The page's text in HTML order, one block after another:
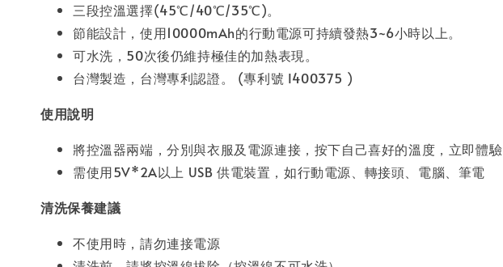
三段控溫選擇(45℃/40℃/35℃)。
節能設計，使用10000mAh的行動電源可持續發熱3~6小時以上。
可水洗，50次後仍維持極佳的加熱表現。
台灣製造，台灣專利認證。 (專利號 I400375 )
使用說明
將控溫器兩端，分別與衣服及電源連接，按下自己喜好的溫度，立即體驗
需使用5V*2A以上 USB 供電裝置，如行動電源、轉接頭、電腦、筆電
清洗保養建議
不使用時，請勿連接電源